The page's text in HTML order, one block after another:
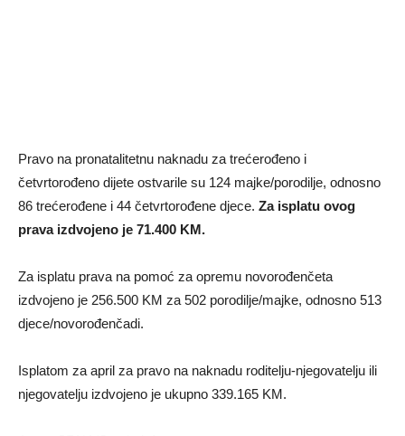
Pravo na pronatalitetnu naknadu za trećerođeno i
četvrtorođeno dijete ostvarile su 124 majke/porodilje, odnosno
86 trećerođene i 44 četvrtorođene djece. Za isplatu ovog
prava izdvojeno je 71.400 KM.
Za isplatu prava na pomoć za opremu novorođenčeta
izdvojeno je 256.500 KM za 502 porodilje/majke, odnosno 513
djece/novorođenčadi.
Isplatom za april za pravo na naknadu roditelju-njegovatelju ili
njegovatelju izdvojeno je ukupno 339.165 KM.